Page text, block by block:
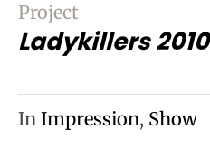
Project
Ladykillers 2010
In Impression, Show